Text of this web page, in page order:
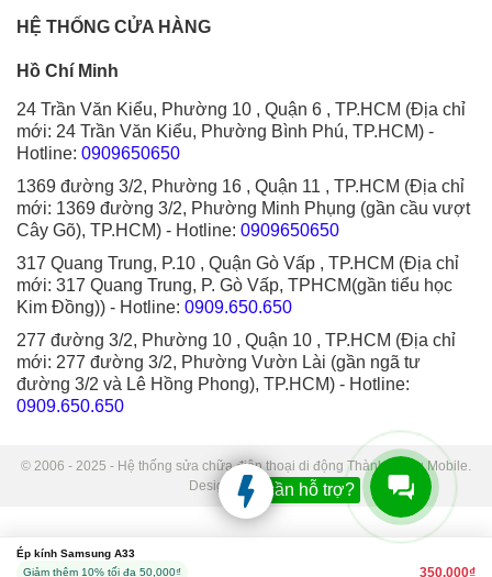
HỆ THỐNG CỬA HÀNG
Hồ Chí Minh
24 Trần Văn Kiểu, Phường 10 , Quận 6 , TP.HCM (Địa chỉ
mới: 24 Trần Văn Kiểu, Phường Bình Phú, TP.HCM) -
Hotline: 0909650650
1369 đường 3/2, Phường 16 , Quận 11 , TP.HCM (Địa chỉ
mới: 1369 đường 3/2, Phường Minh Phụng (gần cầu vượt
Cây Gõ), TP.HCM) - Hotline: 0909650650
317 Quang Trung, P.10 , Quận Gò Vấp , TP.HCM (Địa chỉ
mới: 317 Quang Trung, P. Gò Vấp, TPHCM(gần tiểu học
Kim Đồng)) - Hotline: 0909.650.650
277 đường 3/2, Phường 10 , Quận 10 , TP.HCM (Địa chỉ
mới: 277 đường 3/2, Phường Vườn Lài (gần ngã tư
đường 3/2 và Lê Hồng Phong), TP.HCM) - Hotline:
0909.650.650
© 2006 - 2025 - Hệ thống sửa chữa điện thoại di động Thành Trung Mobile.
Designed by Sudo.
Ép kính Samsung A33
Giảm thêm 10% tối đa 50,000₫
350.000₫
Bạn cần hỗ trợ?